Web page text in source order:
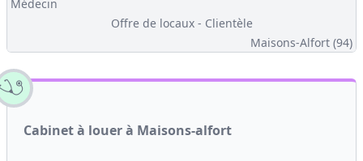
Médecin
Offre de locaux - Clientèle
Maisons-Alfort (94)
Cabinet à louer à Maisons-alfort